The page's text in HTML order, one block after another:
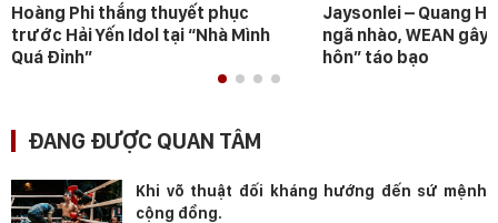
Hoàng Phi thắng thuyết phục
trước Hải Yến Idol tại “Nhà Mình
Quá Đỉnh”
Jaysonlei – Quang
ngã nhào, WEAN gây
hôn” táo bạo
ĐANG ĐƯỢC QUAN TÂM
Khi võ thuật đối kháng hướng đến sứ mệnh
cộng đồng.